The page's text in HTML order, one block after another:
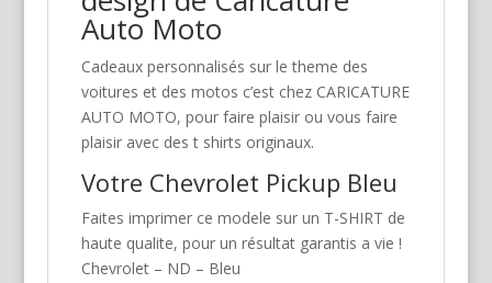
Auto Moto
Cadeaux personnalisés sur le theme des
voitures et des motos c’est chez CARICATURE
AUTO MOTO, pour faire plaisir ou vous faire
plaisir avec des t shirts originaux.
Votre Chevrolet Pickup Bleu
Faites imprimer ce modele sur un T-SHIRT de
haute qualite, pour un résultat garantis a vie !
Chevrolet – ND – Bleu